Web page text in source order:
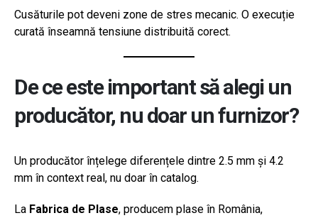
Cusăturile pot deveni zone de stres mecanic. O execuție
curată înseamnă tensiune distribuită corect.
De ce este important să alegi un
producător, nu doar un furnizor?
Un producător înțelege diferențele dintre 2.5 mm și 4.2
mm în context real, nu doar în catalog.
La Fabrica de Plase, producem plase în România,